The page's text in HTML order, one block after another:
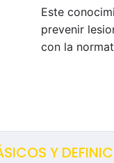
Este
prevenir
con la
Y